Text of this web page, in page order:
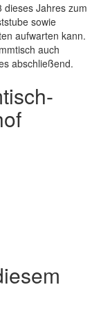
dieses Jahres zum
sowie
aufwarten kann.
auch
abschließend.